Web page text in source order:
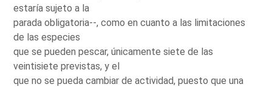
estaría sujeto a la
parada obligatoria--, como en cuanto a las limitaciones
de las especies
que se pueden pescar, únicamente siete de las
veintisiete previstas, y el
que no se pueda cambiar de actividad, puesto que una